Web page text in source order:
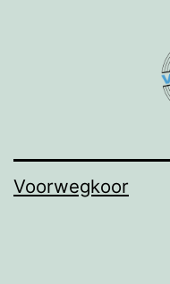
Voorwegkoor